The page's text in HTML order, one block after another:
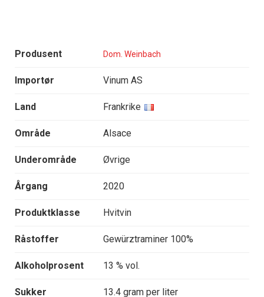
Produsent Dom. Weinbach
Importør Vinum AS
Land Frankrike
Område Alsace
Underområde Øvrige
Årgang 2020
Produktklasse Hvitvin
Råstoffer Gewürztraminer 100%
Alkoholprosent 13 % vol.
Sukker 13.4 gram per liter